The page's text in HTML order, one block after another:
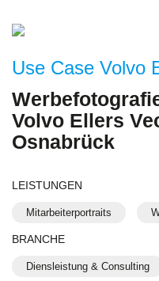
Use Case Volvo
Volvo Ellers
Osnabrück
LEISTUNGEN
Mitarbeiterportraits
BRANCHE
Diensleistung & Consulting